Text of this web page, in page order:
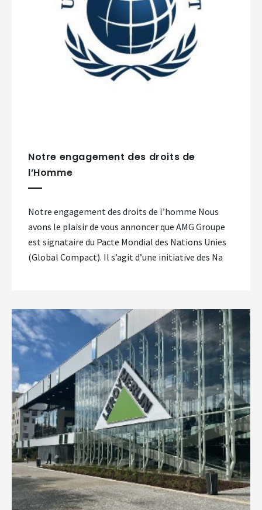
Notre engagement des droits de
l’Homme
Notre engagement des droits de l’homme Nous
avons le plaisir de vous annoncer que AMG Groupe
est signataire du Pacte Mondial des Nations Unies
(Global Compact). Il s’agit d’une initiative des Na